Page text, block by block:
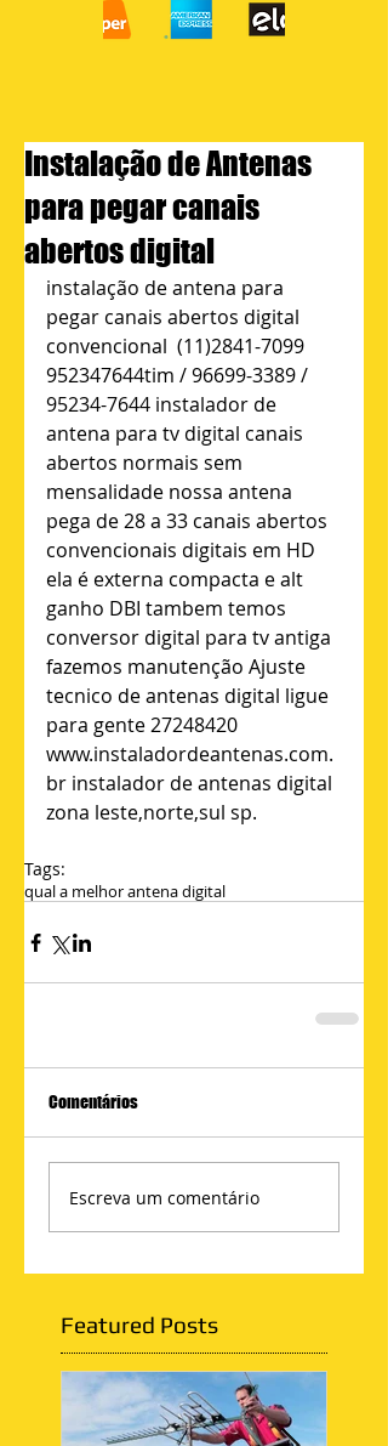
Instalação de Antenas
para pegar canais
abertos digital
instalação de antena para
pegar canais abertos digital
convencional  (11)2841-7099
952347644tim / 96699-3389 /
95234-7644 instalador de
antena para tv digital canais
abertos normais sem
mensalidade nossa antena
pega de 28 a 33 canais abertos
convencionais digitais em HD
ela é externa compacta e alt
ganho DBI tambem temos
conversor digital para tv antiga
fazemos manutenção Ajuste
tecnico de antenas digital ligue
para gente 27248420
www.instaladordeantenas.com.
br instalador de antenas digital
zona leste,norte,sul sp.
Tags:
qual a melhor antena digital
Comentários
Escreva um comentário
Featured Posts